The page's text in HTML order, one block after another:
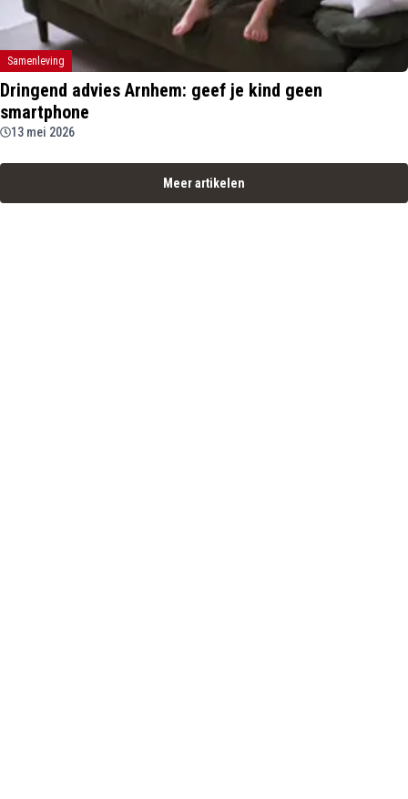
Samenleving
Dringend advies Arnhem: geef je kind geen
smartphone
13 mei 2026
Meer artikelen